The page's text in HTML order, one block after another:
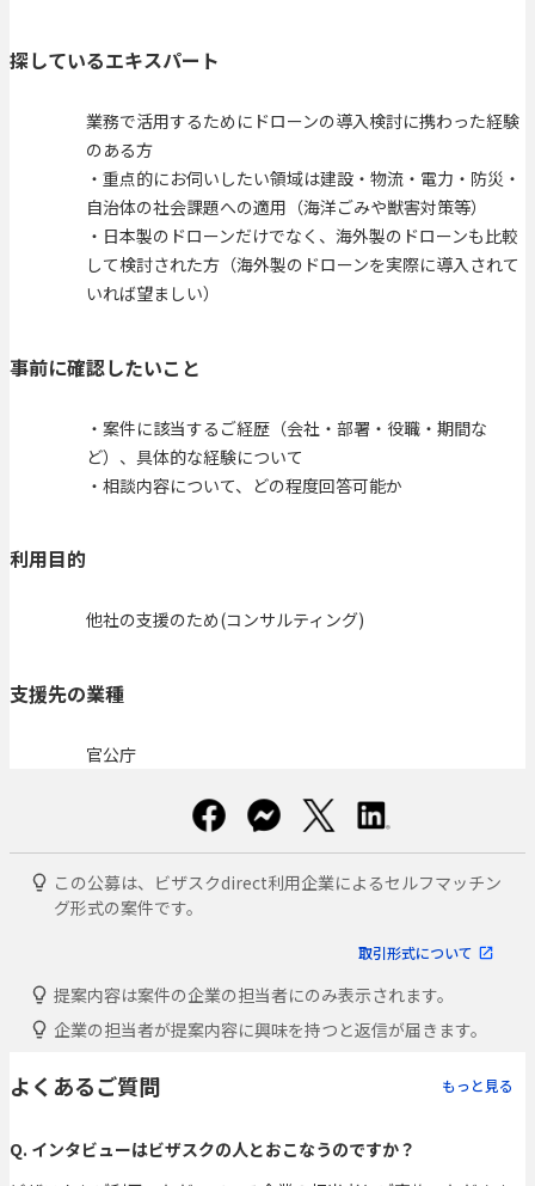
探しているエキスパート
業務で活用するためにドローンの導入検討に携わった経験
のある方
・重点的にお伺いしたい領域は建設・物流・電力・防災・
自治体の社会課題への適用（海洋ごみや獣害対策等）
・日本製のドローンだけでなく、海外製のドローンも比較
して検討された方（海外製のドローンを実際に導入されて
いれば望ましい）
事前に確認したいこと
・案件に該当するご経歴（会社・部署・役職・期間な
ど）、具体的な経験について
・相談内容について、どの程度回答可能か
利用目的
他社の支援のため(コンサルティング)
支援先の業種
官公庁
この公募は、ビザスクdirect利用企業によるセルフマッチン
グ形式の案件です。
取引形式について
提案内容は案件の企業の担当者にのみ表示されます。
企業の担当者が提案内容に興味を持つと返信が届きます。
よくあるご質問 もっと見る
Q. インタビューはビザスクの人とおこなうのですか？